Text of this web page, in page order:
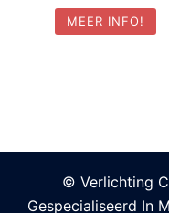
MEER INFO!
© Verlichting
Gespecialiseerd In